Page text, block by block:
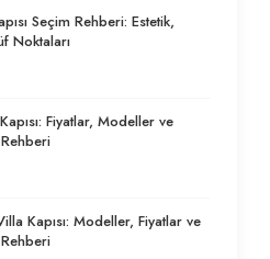
Seçim Rehberi: Estetik,
Noktaları
Fiyatlar, Modeller ve
Kapısı: Modeller, Fiyatlar ve